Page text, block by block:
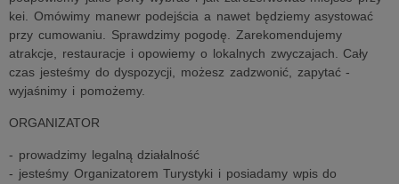
kei. Omówimy manewr podejścia a nawet będziemy asystować
przy cumowaniu. Sprawdzimy pogodę. Zarekomendujemy
atrakcje, restauracje i opowiemy o lokalnych zwyczajach. Cały
czas jesteśmy do dyspozycji, możesz zadzwonić, zapytać -
wyjaśnimy i pomożemy.
ORGANIZATOR
- prowadzimy legalną działalność
- jesteśmy Organizatorem Turystyki i posiadamy wpis do